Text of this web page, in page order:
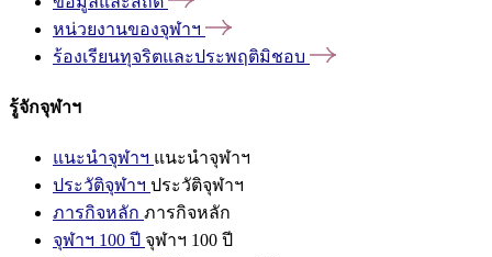
หน่วยงานของจุฬาฯ
ร้องเรียนทุจริตและประพฤติมิชอบ
รู้จักจุฬาฯ
แนะนำจุฬาฯ แนะนำจุฬาฯ
ประวัติจุฬาฯ ประวัติจุฬาฯ
ภารกิจหลัก ภารกิจหลัก
จุฬาฯ 100 ปี จุฬาฯ 100 ปี